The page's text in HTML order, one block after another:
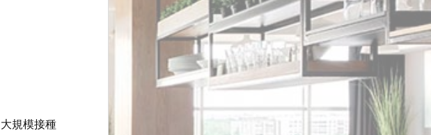
規模接種